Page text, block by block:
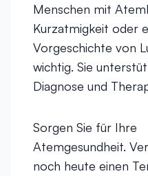
Menschen mit
Kurzatmigkeit oder
Vorgeschichte von
wichtig. Sie
Diagnose und
Sorgen Sie für Ihre
Atemgesundheit.
noch heute einen